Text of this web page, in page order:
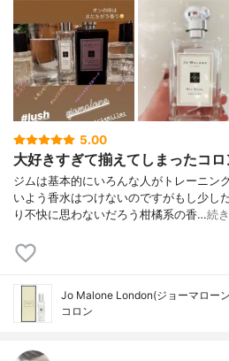
5.00
大好きすぎて揃えてしまったコロ
ジムは基本的にいろんな人がトレーニン
いよう香水はつけないのですがもし少し
り不快に思わないだろう柑橘系の香…続
Jo Malone London(ジョーマロー
コロン